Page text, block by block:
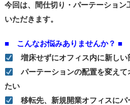
今回は、間仕切り・パーテーション
いただきます。
■ こんなお悩みありませんか？ ■
増床せずにオフィス内に新しい
パーテーションの配置を変えて
たい
移転先、新規開業オフィスにパ